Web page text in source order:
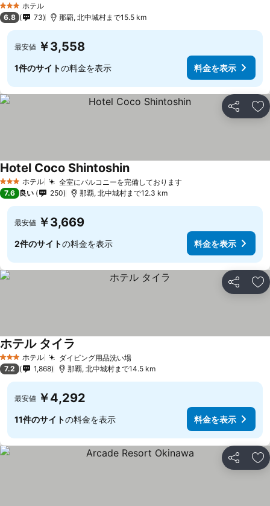
3 ホテルのランク
ホテル
6.8 73 那覇, 北中城村まで15.5 km
最安値 ￥3,558
1件のサイトの料金を表示 料金を表示
シェア お
3 ホテルのランク
ホテル 全室にバルコニーを完備しております
Hotel Coco Shintoshin
7.6 良い 250 那覇, 北中城村まで12.3 km
最安値 ￥3,669
2件のサイトの料金を表示 料金を表示
シェア お
3 ホテルのランク
ホテル ダイビング用品洗い場
ホテル タイラ
7.2 1,868 那覇, 北中城村まで14.5 km
最安値 ￥4,292
11件のサイトの料金を表示 料金を表示
シェア お